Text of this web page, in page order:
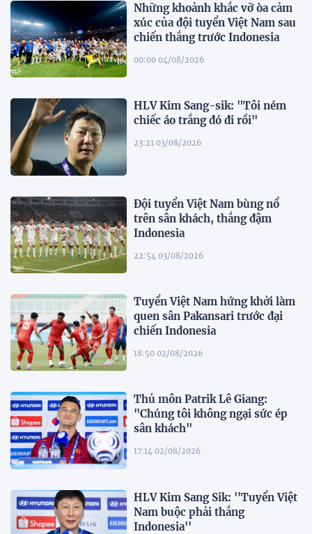
Những khoảnh khắc vỡ òa cảm
xúc của đội tuyển Việt Nam sau
chiến thắng trước Indonesia
00:00 04/08/2026
HLV Kim Sang-sik: "Tôi ném
chiếc áo trắng đó đi rồi"
23:21 03/08/2026
Đội tuyển Việt Nam bùng nổ
trên sân khách, thắng đậm
Indonesia
22:54 03/08/2026
Tuyển Việt Nam hứng khởi làm
quen sân Pakansari trước đại
chiến Indonesia
18:50 02/08/2026
Thủ môn Patrik Lê Giang:
"Chúng tôi không ngại sức ép
sân khách"
17:14 02/08/2026
HLV Kim Sang Sik: ''Tuyển Việt
Nam buộc phải thắng
Indonesia''